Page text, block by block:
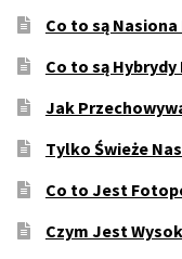
Co to są Nasiona
Co to są Hybrydy
Jak
Tylko Świeże
Co to Jest
Czym Jest